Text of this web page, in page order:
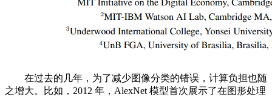
在过去的几年，为了减少图像分类的错误，计算负担也随
之增大。比如，2012 年，AlexNet 模型首次展示了在图形处理